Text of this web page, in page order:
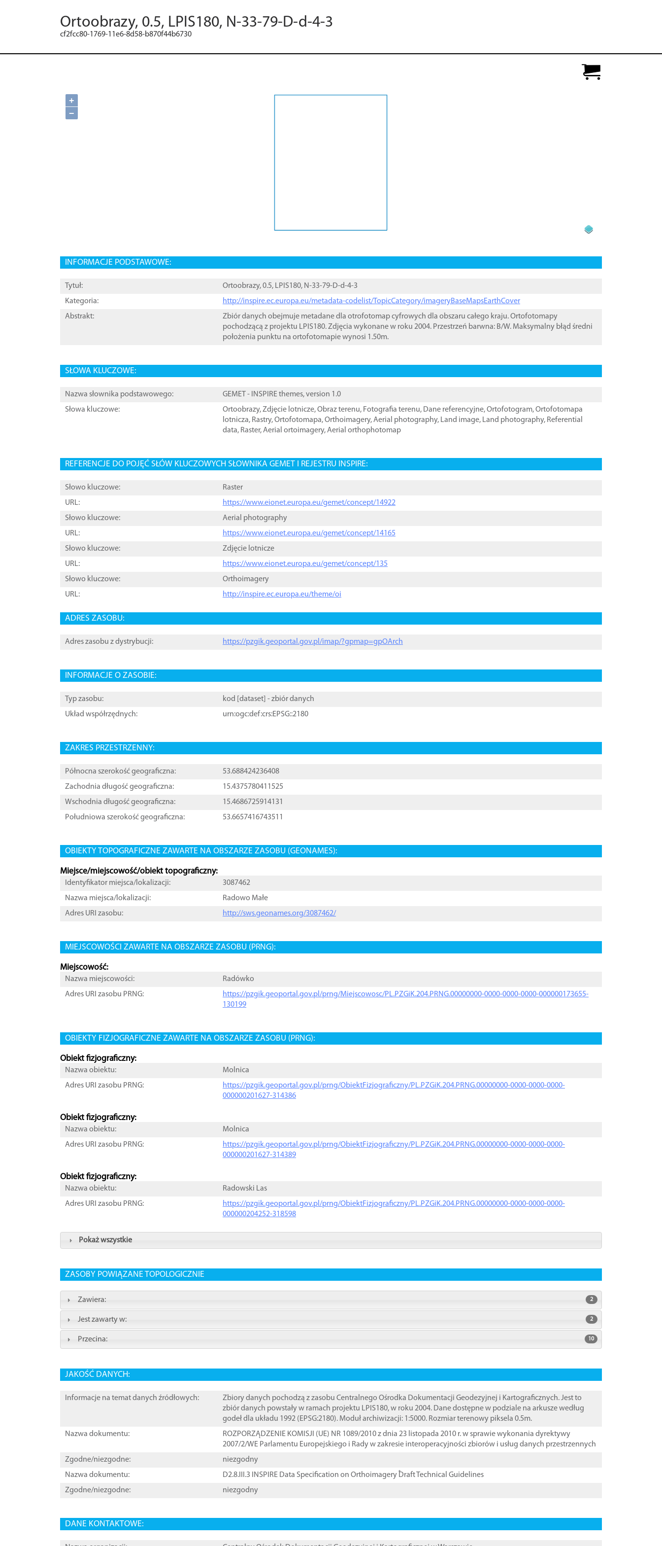
Ortoobrazy, 0.5, LPIS180, N-33-79-D-d-4-3
cf2fcc80-1769-11e6-8d58-b870f44b6730
+
−
INFORMACJE PODSTAWOWE:
Tytuł:
Ortoobrazy, 0.5, LPIS180, N-33-79-D-d-4-3
Kategoria:
http://inspire.ec.europa.eu/metadata-codelist/TopicCategory/imageryBaseMapsEarthCover
Abstrakt:
Zbiór danych obejmuje metadane dla otrofotomap cyfrowych dla obszaru całego kraju. Ortofotomapy
pochodzącą z projektu LPIS180. Zdjęcia wykonane w roku 2004. Przestrzeń barwna: B/W. Maksymalny błąd średni
położenia punktu na ortofotomapie wynosi 1.50m.
SŁOWA KLUCZOWE:
Nazwa słownika podstawowego:
GEMET - INSPIRE themes, version 1.0
Słowa kluczowe:
Ortoobrazy,Zdjęcie lotnicze,Obraz terenu, Fotografia terenu, Dane referencyjne,Ortofotogram,Ortofotomapa
lotnicza, Rastry,Ortofotomapa,Orthoimagery,Aerial photography, Land image, Land photography, Referential
data, Raster,Aerial ortoimagery,Aerial orthophotomap
REFERENCJE DO POJĘĆ SŁÓW KLUCZOWYCH SŁOWNIKA GEMET I REJESTRU INSPIRE:
Słowo kluczowe:
Raster
URL:
https://www.eionet.europa.eu/gemet/concept/14922
Słowo kluczowe:
Aerial photography
URL:
https://www.eionet.europa.eu/gemet/concept/14165
Słowo kluczowe:
Zdjęcie lotnicze
URL:
https://www.eionet.europa.eu/gemet/concept/135
Słowo kluczowe:
Orthoimagery
URL:
http://inspire.ec.europa.eu/theme/oi
ADRES ZASOBU:
Adres zasobu z dystrybucji: https://pzgik.geoportal.gov.pl/imap/?gpmap=gpOArch
INFORMACJE O ZASOBIE:
Typ zasobu: kod [ dataset ] - zbiór danych
Układ współrzędnych:
urn:ogc:def:crs:EPSG::2180
ZAKRES PRZESTRZENNY:
Północna szerokość geograficzna:
53.688424236408
Zachodnia długość geograficzna:
15.4375780411525
Wschodnia długość geograficzna:
15.4686725914131
Południowa szerokość geograficzna:
53.6657416743511
OBIEKTY TOPOGRAFICZNE ZAWARTE NA OBSZARZE ZASOBU (GEONAMES):
Miejsce/miejscowość/obiekt topograficzny:
Identyfikator miejsca/lokalizacji:
3087462
Nazwa miejsca/lokalizacji:
Radowo Małe
Adres URI zasobu:
http://sws.geonames.org/3087462/
MIEJSCOWOŚCI ZAWARTE NA OBSZARZE ZASOBU (PRNG):
Miejscowość:
Nazwa miejscowości:
Radówko
Adres URI zasobu PRNG:
https://pzgik.geoportal.gov.pl/prng/Miejscowosc/PL.PZGiK.204.PRNG.00000000-0000-0000-0000-000000173655-
130199
OBIEKTY FIZJOGRAFICZNE ZAWARTE NA OBSZARZE ZASOBU (PRNG):
Obiekt fizjograficzny:
Nazwa obiektu:
Molnica
Adres URI zasobu PRNG:
https://pzgik.geoportal.gov.pl/prng/ObiektFizjograficzny/PL.PZGiK.204.PRNG.00000000-0000-0000-0000-
000000201627-314386
Obiekt fizjograficzny:
Nazwa obiektu:
Molnica
Adres URI zasobu PRNG:
https://pzgik.geoportal.gov.pl/prng/ObiektFizjograficzny/PL.PZGiK.204.PRNG.00000000-0000-0000-0000-
000000201627-314389
Obiekt fizjograficzny:
Nazwa obiektu:
Radowski Las
Adres URI zasobu PRNG:
https://pzgik.geoportal.gov.pl/prng/ObiektFizjograficzny/PL.PZGiK.204.PRNG.00000000-0000-0000-0000-
000000204252-318598
Pokaż wszystkie
ZASOBY POWIĄZANE TOPOLOGICZNIE
Zawiera: 2
Jest zawarty w: 2
Przecina: 10
JAKOŚĆ DANYCH:
Informacje na temat danych źródłowych:
Zbiory danych pochodzą z zasobu Centralnego Ośrodka Dokumentacji Geodezyjnej i Kartograficznych. Jest to
zbiór danych powstały w ramach projektu LPIS180, w roku 2004. Dane dostępne w podziale na arkusze według
godeł dla układu 1992 (EPSG:2180). Moduł archiwizacji: 1:5000. Rozmiar terenowy piksela 0.5m.
Nazwa dokumentu:
ROZPORZĄDZENIE KOMISJI (UE) NR 1089/2010 z dnia 23 listopada 2010 r. w sprawie wykonania dyrektywy
2007/2/WE Parlamentu Europejskiego i Rady w zakresie interoperacyjności zbiorów i usług danych przestrzennych
Zgodne/niezgodne:
niezgodny
Nazwa dokumentu:
D2.8.III.3 INSPIRE Data Specification on Orthoimagery ֠Draft Technical Guidelines
Zgodne/niezgodne:
niezgodny
DANE KONTAKTOWE: